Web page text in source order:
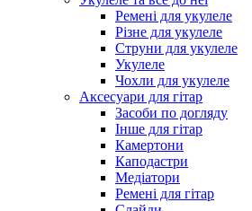
Ремені для укулеле
Різне для укулеле
Струни для укулеле
Укулеле
Чохли для укулеле
Аксесуари для гітар
Засоби по догляду
Інше для гітар
Камертони
Каподастри
Медіатори
Ремені для гітар